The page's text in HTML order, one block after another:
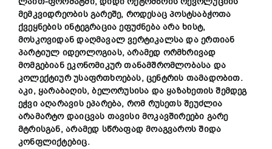
მემკვიდრეობის გარეშე, როდესაც პოსტსაბჭოთა
ქვეყნების ინტეგრაცია ეფუძნება არა ხისტ,
მოსკოვიდან დაღმავალ ვერტიკალსა და ერთიან
პარტიულ იდეოლოგიას, არამედ ორმხრივად
მომგებიან ეკონომიკურ თანამშრომლობასა და
კოლექტიურ უსაფრთხოებას, ცენტრის თამადობით.
აკი, ყარაბაღის, ბელორუსისა და ყაზახეთის შემდეგ
ეჭვი აღარავის ეპარება, რომ რუსეთს შეუძლია
არამარტო დაიცვას თავისი მოკავშირეები გარე
მტრისგან, არამედ სწრაფად მოაგვაროს შიდა
კონფლიქტებიც.